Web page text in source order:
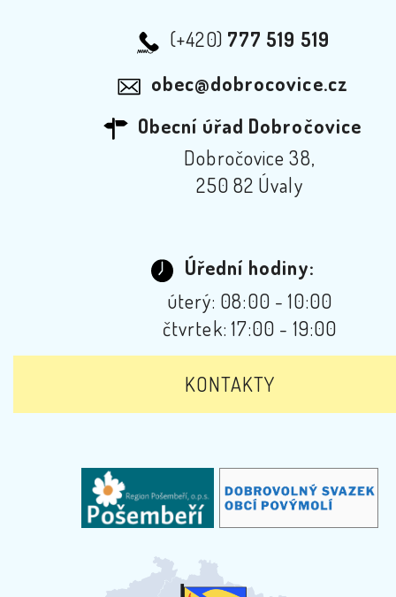
(+420) 777 519 519
obec@dobrocovice.cz
Obecní úřad Dobročovice
Dobročovice 38,
250 82 Úvaly
Úřední hodiny:
úterý: 08:00 - 10:00
čtvrtek: 17:00 - 19:00
KONTAKTY